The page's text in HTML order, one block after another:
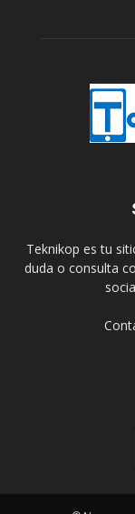
Teknikop es tu
duda o consulta